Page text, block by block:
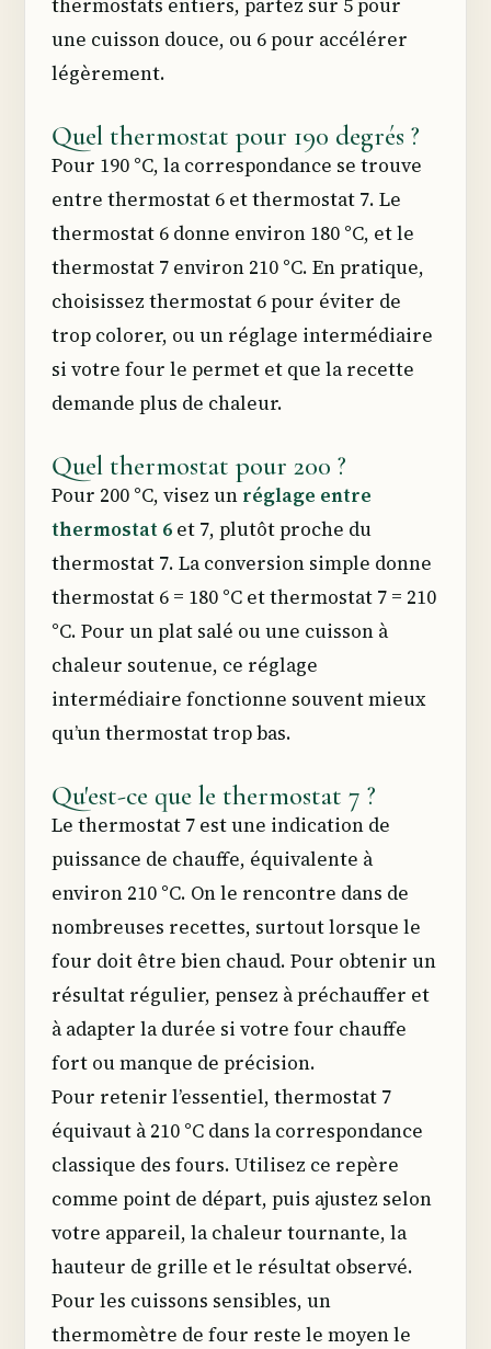
thermostats entiers, partez sur 5 pour
une cuisson douce, ou 6 pour accélérer
légèrement.
Quel thermostat pour 190 degrés ?
Pour 190 °C, la correspondance se trouve
entre thermostat 6 et thermostat 7. Le
thermostat 6 donne environ 180 °C, et le
thermostat 7 environ 210 °C. En pratique,
choisissez thermostat 6 pour éviter de
trop colorer, ou un réglage intermédiaire
si votre four le permet et que la recette
demande plus de chaleur.
Quel thermostat pour 200 ?
Pour 200 °C, visez un réglage entre
thermostat 6 et 7, plutôt proche du
thermostat 7. La conversion simple donne
thermostat 6 = 180 °C et thermostat 7 = 210
°C. Pour un plat salé ou une cuisson à
chaleur soutenue, ce réglage
intermédiaire fonctionne souvent mieux
qu’un thermostat trop bas.
Qu'est-ce que le thermostat 7 ?
Le thermostat 7 est une indication de
puissance de chauffe, équivalente à
environ 210 °C. On le rencontre dans de
nombreuses recettes, surtout lorsque le
four doit être bien chaud. Pour obtenir un
résultat régulier, pensez à préchauffer et
à adapter la durée si votre four chauffe
fort ou manque de précision.
Pour retenir l’essentiel, thermostat 7
équivaut à 210 °C dans la correspondance
classique des fours. Utilisez ce repère
comme point de départ, puis ajustez selon
votre appareil, la chaleur tournante, la
hauteur de grille et le résultat observé.
Pour les cuissons sensibles, un
thermomètre de four reste le moyen le